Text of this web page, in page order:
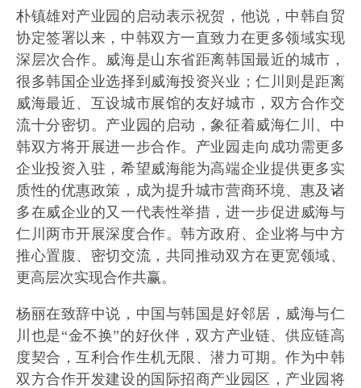
朴镇雄对产业园的启动表示祝贺，他说，中韩自贸
协定签署以来，中韩双方一直致力在更多领域实现
深层次合作。威海是山东省距离韩国最近的城市，
很多韩国企业选择到威海投资兴业；仁川则是距离
威海最近、互设城市展馆的友好城市，双方合作交
流十分密切。产业园的启动，象征着威海仁川、中
韩双方将开展进一步合作。产业园走向成功需更多
企业投资入驻，希望威海能为高端企业提供更多实
质性的优惠政策，成为提升城市营商环境、惠及诸
多在威企业的又一代表性举措，进一步促进威海与
仁川两市开展深度合作。韩方政府、企业将与中方
推心置腹、密切交流，共同推动双方在更宽领域、
更高层次实现合作共赢。
杨丽在致辞中说，中国与韩国是好邻居，威海与仁
川也是“金不换”的好伙伴，双方产业链、供应链高
度契合，互利合作生机无限、潜力可期。作为中韩
双方合作开发建设的国际招商产业园区，产业园将